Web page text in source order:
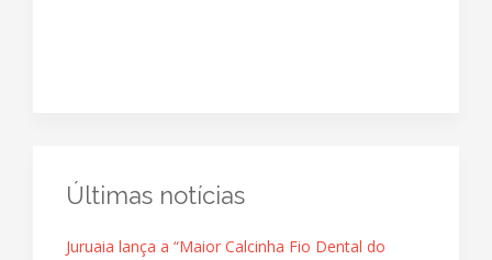
Últimas notícias
Juruaia lança a “Maior Calcinha Fio Dental do